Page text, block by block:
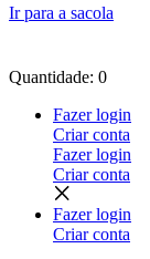
Ir para a sacola
Quantidade: 0
Fazer login
Criar conta
Fazer login
Criar conta
Fazer login
Criar conta